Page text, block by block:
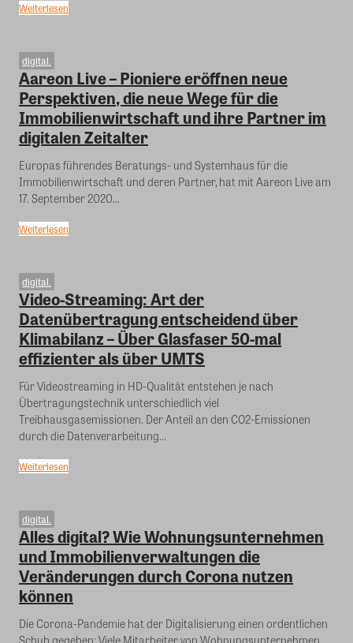
Weiterlesen
digital.
Aareon Live – Pioniere eröffnen neue
Perspektiven, die neue Wege für die
Immobilienwirtschaft und ihre Partner im
digitalen Zeitalter
Europas führendes Beratungs- und Systemhaus für die
Immobilienwirtschaft und deren Partner, hat mit Aareon Live am
17. September 2020...
Weiterlesen
digital.
Video-Streaming: Art der
Datenübertragung entscheidend über
Klimabilanz – Über Glasfaser 50-mal
effizienter als über UMTS
Für Videostreaming in HD-Qualität entstehen je nach
Übertragungstechnik unterschiedlich viel
Treibhausgasemissionen. Der Anteil an den CO2-Emissionen
durch die Datenverarbeitung...
Weiterlesen
digital.
Alles digital? Wie Wohnungsunternehmen
und Immobilienverwaltungen die
Veränderungen durch Corona nutzen
können
Die Corona-Pandemie hat der Digitalisierung einen ordentlichen
Schub gegeben: Viele Mitarbeiter von Wohnungsunternehmen